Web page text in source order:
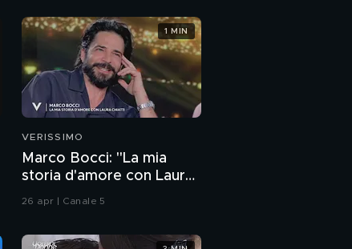
VERISSIMO
Marco Bocci: "La mia
storia d'amore con Laura
Chiatti"
26 apr | Canale 5
1 MIN